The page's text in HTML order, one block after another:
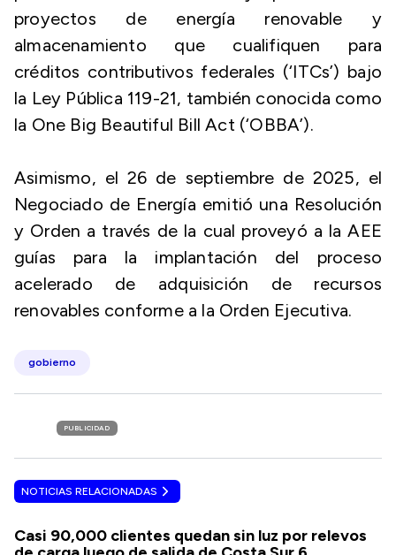
proyectos de energía renovable y
almacenamiento que cualifiquen para
créditos contributivos federales (‘ITCs’) bajo
la Ley Pública 119-21, también conocida como
la One Big Beautiful Bill Act (‘OBBA’).
Asimismo, el 26 de septiembre de 2025, el
Negociado de Energía emitió una Resolución
y Orden a través de la cual proveyó a la AEE
guías para la implantación del proceso
acelerado de adquisición de recursos
renovables conforme a la Orden Ejecutiva.
gobierno
PUBLICIDAD
NOTICIAS RELACIONADAS
Casi 90,000 clientes quedan sin luz por relevos